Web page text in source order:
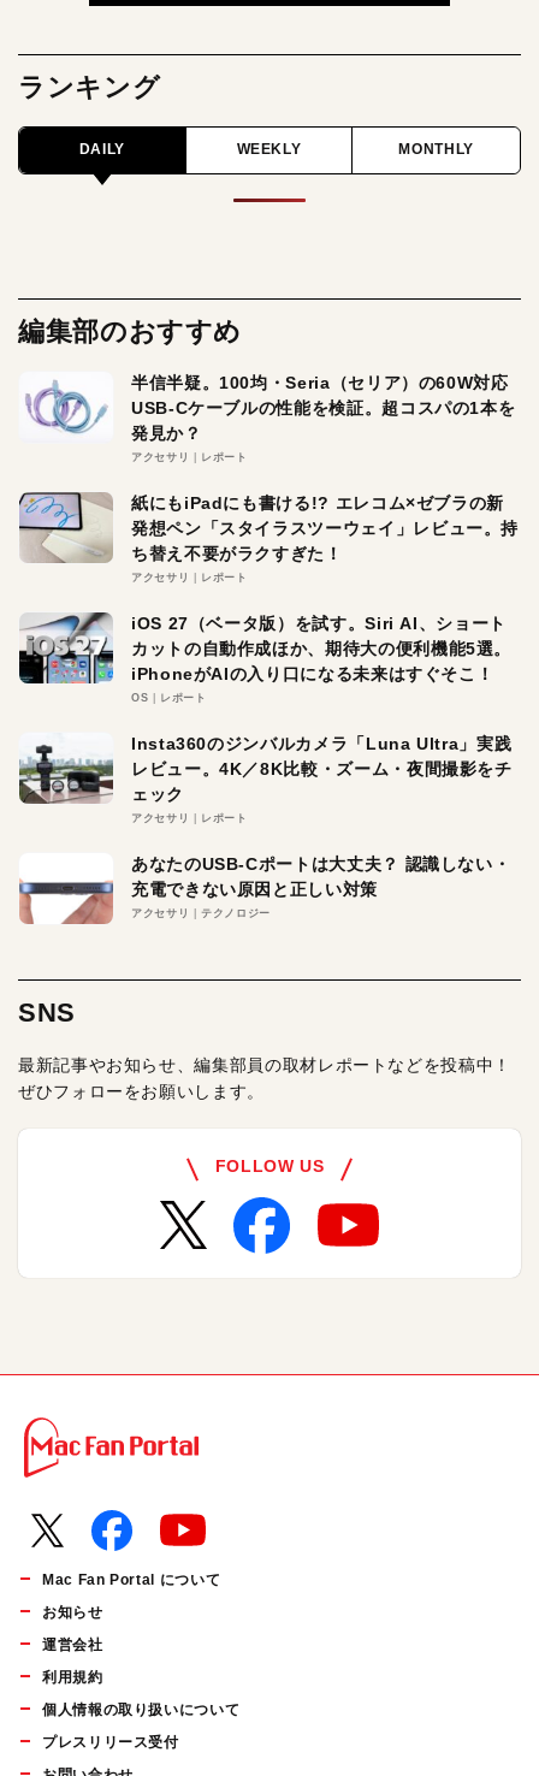
ランキング
DAILY WEEKLY MONTHLY
編集部のおすすめ
半信半疑。100均・Seria（セリア）の60W対応
USB-Cケーブルの性能を検証。超コスパの1本を
発見か？
アクセサリ レポート
紙にもiPadにも書ける!? エレコム×ゼブラの新
発想ペン「スタイラスツーウェイ」レビュー。持
ち替え不要がラクすぎた！
アクセサリ レポート
iOS 27（ベータ版）を試す。Siri AI、ショート
カットの自動作成ほか、期待大の便利機能5選。
iPhoneがAIの入り口になる未来はすぐそこ！
OS レポート
Insta360のジンバルカメラ「Luna Ultra」実践
レビュー。4K／8K比較・ズーム・夜間撮影をチ
ェック
アクセサリ レポート
あなたのUSB-Cポートは大丈夫？ 認識しない・
充電できない原因と正しい対策
アクセサリ テクノロジー
SNS
最新記事やお知らせ、編集部員の取材レポートなどを投稿中！
ぜひフォローをお願いします。
FOLLOW US
Mac Fan Portal について
お知らせ
運営会社
利用規約
個人情報の取り扱いについて
プレスリリース受付